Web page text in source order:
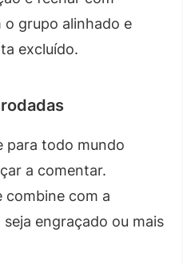
o grupo alinhado e
excluído.
para todo mundo
a comentar.
combine com a
engraçado ou mais